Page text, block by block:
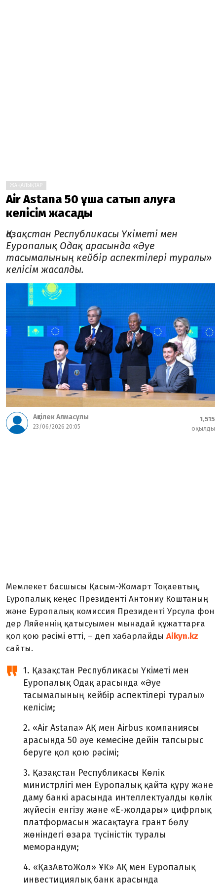
ЖАҢАЛЫҚТАР
Air Astana 50 ұшақ сатып алуға
келісім жасады
Қазақстан Республикасы Үкіметі мен
Еуропалық Одақ арасында «Әуе
тасымалының кейбір аспектілері туралы»
келісім жасалды.
Ақтілек Алмасұлы
23/06/2026 20:05
1,515
оқылды
Мемлекет басшысы Қасым-Жомарт Тоқаевтың,
Еуропалық кеңес Президенті Антониу Коштаның
және Еуропалық комиссия Президенті Урсула фон
дер Ляйеннің қатысуымен мынадай құжаттарға
қол қою рәсімі өтті, – деп хабарлайды Aikyn.kz
сайты.
1. Қазақстан Республикасы Үкіметі мен
Еуропалық Одақ арасында «Әуе
тасымалының кейбір аспектілері туралы»
келісім;
2. «Air Astana» АҚ мен Airbus компаниясы
арасында 50 әуе кемесіне дейін тапсырыс
беруге қол қою рәсімі;
3. Қазақстан Республикасы Көлік
министрлігі мен Еуропалық қайта құру және
даму банкі арасында интеллектуалды көлік
жүйесін енгізу және «Е-жолдары» цифрлық
платформасын жасақтауға грант бөлу
жөніндегі өзара түсіністік туралы
меморандум;
4. «ҚазАвтоЖол» ҰК» АҚ мен Еуропалық
инвестициялық банк арасында